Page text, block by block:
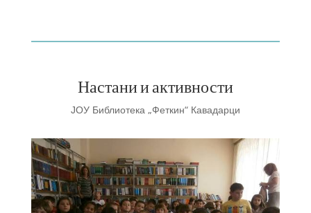
Настани и активности
ЈОУ Библиотека „Феткин“ Кавадарци